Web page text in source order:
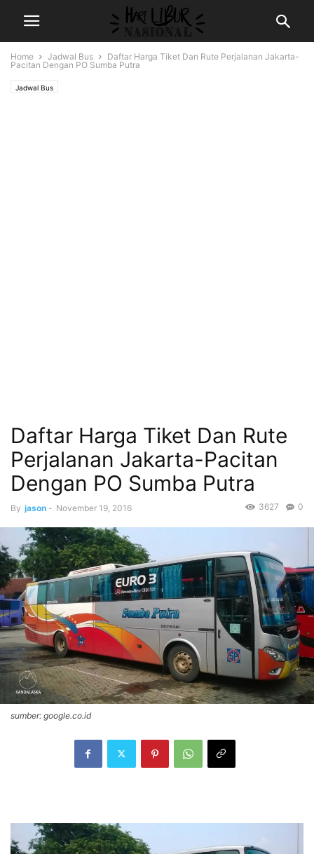
Home Jadwal Bus
Daftar Harga Tiket Dan Rute Perjalanan Jakarta-
Pacitan Dengan PO Sumba Putra
Jadwal Bus
Daftar Harga Tiket Dan Rute
Perjalanan Jakarta-Pacitan
Dengan PO Sumba Putra
By jason - November 19, 2016 0
3627
sumber: google.co.id